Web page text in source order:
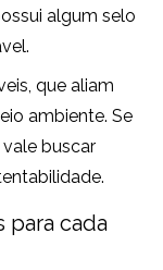
algum selo
que aliam
ambiente. Se
buscar
para cada